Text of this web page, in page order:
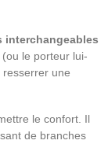
interchangeables
(ou le porteur lui-
une
le confort. Il
de branches